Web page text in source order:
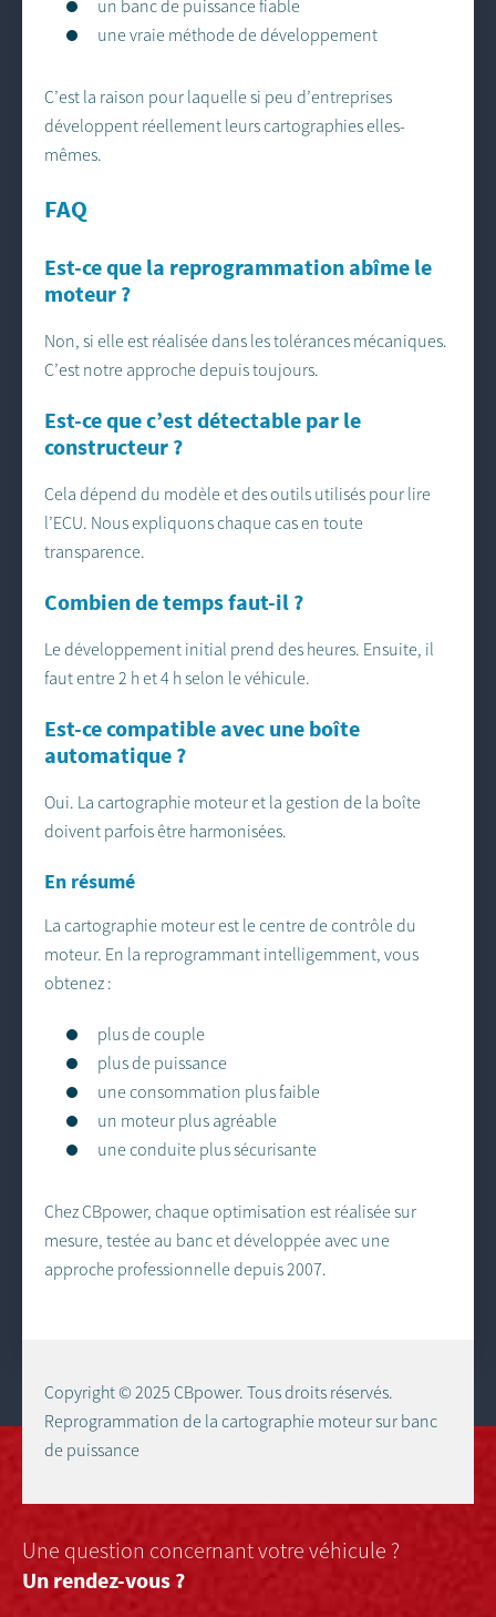
un banc de puissance fiable
une vraie méthode de développement
C’est la raison pour laquelle si peu d’entreprises
développent réellement leurs cartographies elles-
mêmes.
FAQ
Est-ce que la reprogrammation abîme le
moteur ?
Non, si elle est réalisée dans les tolérances mécaniques.
C’est notre approche depuis toujours.
Est-ce que c’est détectable par le
constructeur ?
Cela dépend du modèle et des outils utilisés pour lire
l’ECU. Nous expliquons chaque cas en toute
transparence.
Combien de temps faut-il ?
Le développement initial prend des heures. Ensuite, il
faut entre 2 h et 4 h selon le véhicule.
Est-ce compatible avec une boîte
automatique ?
Oui. La cartographie moteur et la gestion de la boîte
doivent parfois être harmonisées.
En résumé
La cartographie moteur est le centre de contrôle du
moteur. En la reprogrammant intelligemment, vous
obtenez :
plus de couple
plus de puissance
une consommation plus faible
un moteur plus agréable
une conduite plus sécurisante
Chez CBpower, chaque optimisation est réalisée sur
mesure, testée au banc et développée avec une
approche professionnelle depuis 2007.
Copyright © 2025 CBpower. Tous droits réservés.
Reprogrammation de la cartographie moteur sur banc
de puissance
Une question concernant votre véhicule ?
Un rendez-vous ?